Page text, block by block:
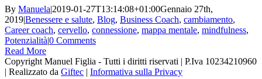
By Manuela|2019-01-27T13:14:08+01:00Gennaio 27th,
2019|Benessere e salute, Blog, Business Coach, cambiamento,
Career coach, cervello, connessione, mappa mentale, mindfulness,
Potenzialità|0 Comments
Read More
Copyright Manuel Figlia - Tutti i diritti riservati | P.Iva 10234210960
| Realizzato da Giftec | Informativa sulla Privacy